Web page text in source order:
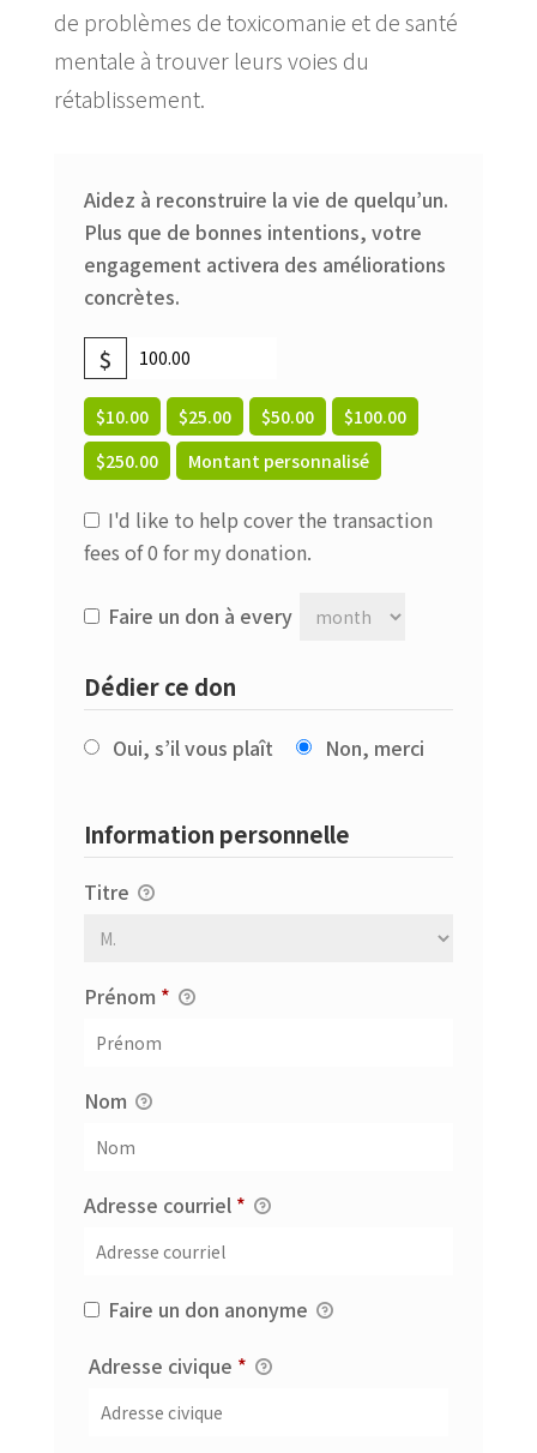
de problèmes de toxicomanie et de santé
mentale à trouver leurs voies du
rétablissement.
Aidez à reconstruire la vie de quelqu’un.
Plus que de bonnes intentions, votre
engagement activera des améliorations
concrètes.
$
$10.00 $25.00 $50.00
$100.00
$250.00
Montant personnalisé
I'd like to help cover the transaction
fees of 0 for my donation.
Faire un don à every
Dédier ce don
Oui, s’il vous plaît Non, merci
Information personnelle
Titre
Prénom *
Nom
Adresse courriel *
Faire un don anonyme
Adresse civique * Obligatoire